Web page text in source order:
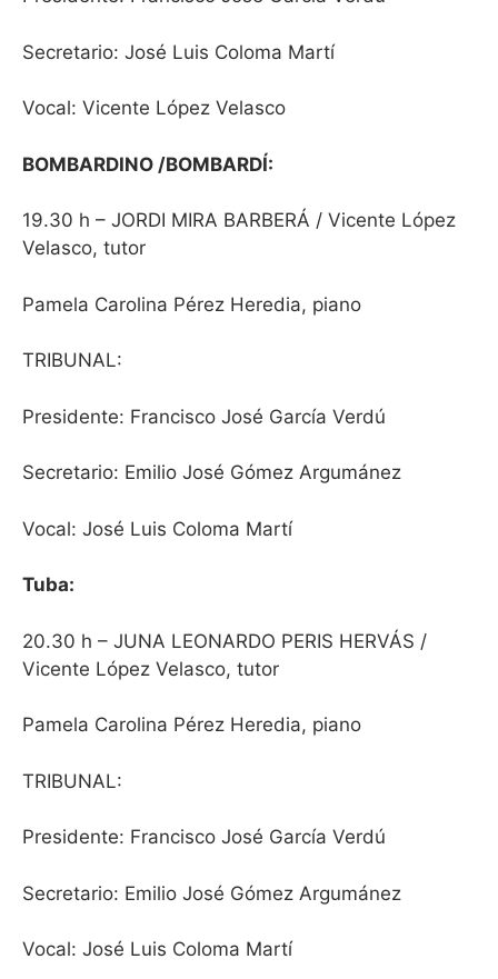
Secretario: José Luis Coloma Martí
Vocal: Vicente López Velasco
BOMBARDINO /BOMBARDÍ:
19.30 h – JORDI MIRA BARBERÁ / Vicente López
Velasco, tutor
Pamela Carolina Pérez Heredia, piano
TRIBUNAL:
Presidente: Francisco José García Verdú
Secretario: Emilio José Gómez Argumánez
Vocal: José Luis Coloma Martí
Tuba:
20.30 h – JUNA LEONARDO PERIS HERVÁS /
Vicente López Velasco, tutor
Pamela Carolina Pérez Heredia, piano
TRIBUNAL:
Presidente: Francisco José García Verdú
Secretario: Emilio José Gómez Argumánez
Vocal: José Luis Coloma Martí